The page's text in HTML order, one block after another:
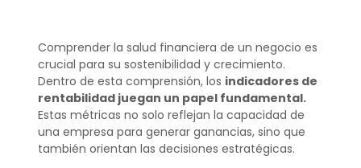
Comprender la salud financiera de un negocio es
crucial para su sostenibilidad y crecimiento.
Dentro de esta comprensión, los indicadores de
rentabilidad juegan un papel fundamental.
Estas métricas no solo reflejan la capacidad de
una empresa para generar ganancias, sino que
también orientan las decisiones estratégicas.